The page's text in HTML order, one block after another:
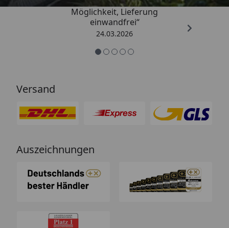
Möglichkeit, Lieferung
einwandfrei“
24.03.2026
Versand
Auszeichnungen